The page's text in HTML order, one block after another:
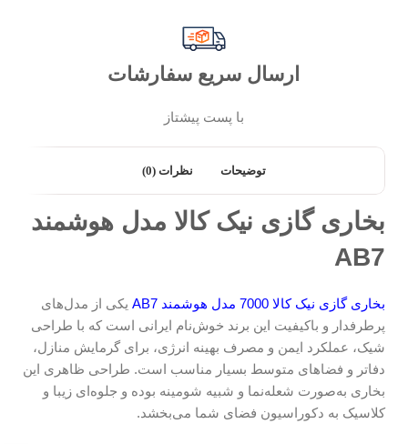
ارسال سریع سفارشات
با پست پیشتاز
توضیحات نظرات (0)
بخاری گازی نیک کالا مدل هوشمند
AB7
بخاری گازی نیک کالا 7000 مدل هوشمند AB7
یکی از مدل‌های
پرطرفدار و باکیفیت این برند خوش‌نام ایرانی است که با طراحی
شیک، عملکرد ایمن و مصرف بهینه انرژی، برای گرمایش منازل،
دفاتر و فضاهای متوسط بسیار مناسب است. طراحی ظاهری این
بخاری به‌صورت شعله‌نما و شبیه شومینه بوده و جلوه‌ای زیبا و
کلاسیک به دکوراسیون فضای شما می‌بخشد.